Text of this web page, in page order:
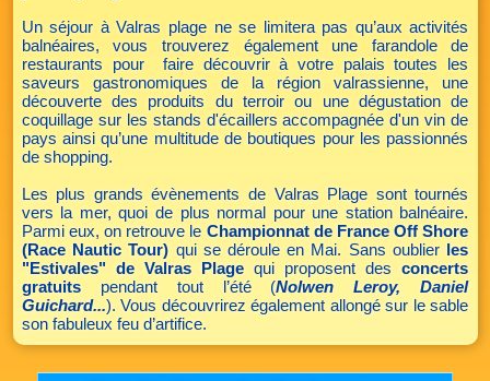
Un séjour à Valras plage ne se limitera pas qu’aux activités
balnéaires, vous trouverez également une farandole de
restaurants pour faire découvrir à votre palais toutes les
saveurs gastronomiques de la région valrassienne, une
découverte des produits du terroir ou une dégustation de
coquillage sur les stands d'écaillers accompagnée d'un vin de
pays ainsi qu’une multitude de boutiques pour les passionnés
de shopping.
Les plus grands évènements de Valras Plage sont tournés
vers la mer, quoi de plus normal pour une station balnéaire.
Parmi eux, on retrouve le Championnat de France Off Shore
(Race Nautic Tour) qui se déroule en Mai. Sans oublier
les
"Estivales" de Valras Plagequi proposent desconcerts
gratuitspendant tout l’été (Nolwen Leroy, Daniel
Guichard...). Vous découvrirez également allongé sur le sable
son fabuleux feu d’artifice.